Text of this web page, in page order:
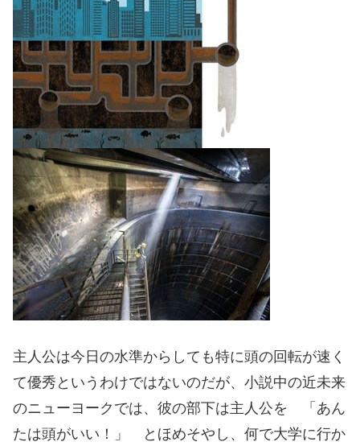
主人公は今日の水準からしても特に頭の回転が速く
て優秀というわけではないのだが、小説中の近未来
のニューヨークでは、彼の部下は主人公を 「あん
たは頭がいい！」 とほめそやし、何で大学に行か